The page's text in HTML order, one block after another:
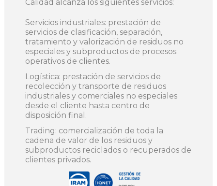
Calidad alcanza los siguientes servicios:
Servicios industriales: prestación de
servicios de clasificación, separación,
tratamiento y valorización de residuos no
especiales y subproductos de procesos
operativos de clientes.
Logística: prestación de servicios de
recolección y transporte de residuos
industriales y comerciales no especiales
desde el cliente hasta centro de
disposición final.
Trading: comercialización de toda la
cadena de valor de los residuos y
subproductos reciclados o recuperados de
clientes privados.